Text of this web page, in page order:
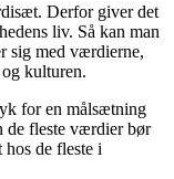
Derfor giver det
liv. Så kan man
sig med værdierne,
kulturen.
for en målsætning
de fleste værdier bør
de fleste i